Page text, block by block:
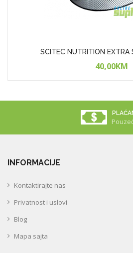
SCITEC NUTRITION EXTRA
40,00KM
INFORMACIJE
Kontaktirajte nas
Privatnost i uslovi
Blog
Mapa sajta